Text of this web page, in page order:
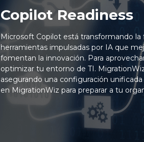
Copilot Readiness
Microsoft Copilot está transformando
herramientas impulsadas por IA que
fomentan la innovación. Para
optimizar tu entorno de TI.
asegurando una configuración
en MigrationWiz para preparar a tu